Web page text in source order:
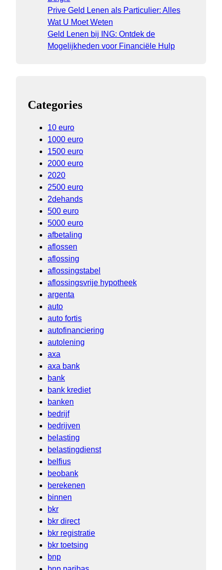
Prive Geld Lenen als Particulier: Alles
Wat U Moet Weten
Geld Lenen bij ING: Ontdek de
Mogelijkheden voor Financiële Hulp
Categories
10 euro
1000 euro
1500 euro
2000 euro
2020
2500 euro
2dehands
500 euro
5000 euro
afbetaling
aflossen
aflossing
aflossingstabel
aflossingsvrije hypotheek
argenta
auto
auto fortis
autofinanciering
autolening
axa
axa bank
bank
bank krediet
banken
bedrijf
bedrijven
belasting
belastingdienst
belfius
beobank
berekenen
binnen
bkr
bkr direct
bkr registratie
bkr toetsing
bnp